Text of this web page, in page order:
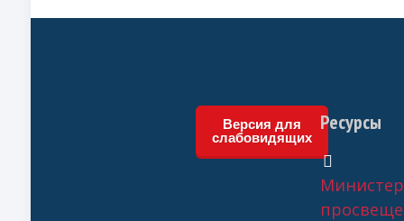
Версия для
слабовидящих
Ресурсы